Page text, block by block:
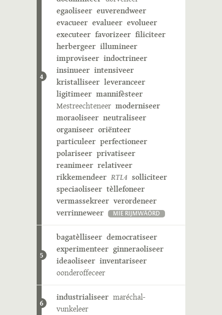
4
egaoliseer euverendweer
evacueer evalueer evolueer
executeer favorizeer filiciteer
herbergeer illumineer
improviseer indoctrineer
insinueer intensiveer
kristalliseer leveranceer
ligitimeer mannifèsteer
Mestreechteneer moderniseer
moraoliseer neutraliseer
organiseer oriënteer
particuleer perfectioneer
polariseer privatiseer
reanimeer relativeer
rikkemendeer RTL4 solliciteer
speciaoliseer tèllefoneer
vermassekreer verordeneer
verrinneweer
MIE RIJMWÄÖRD
5
bagatèlliseer democratiseer
experimenteer ginneraoliseer
ideaoliseer inventariseer
oonderoffeceer
6
industrialiseer maréchal-
vunkeleer